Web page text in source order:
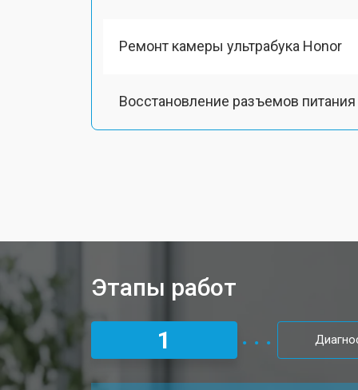
Ремонт камеры ультрабука Honor
Восстановление разъемов питания
Замена аккумулятора
Этапы работ
1